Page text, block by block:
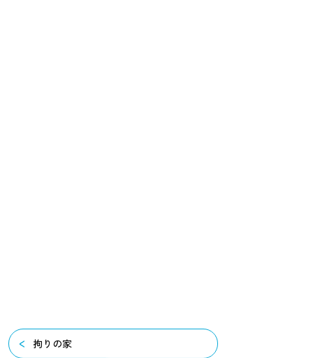
拘りの家